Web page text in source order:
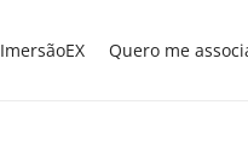
ImersãoEX Quero me